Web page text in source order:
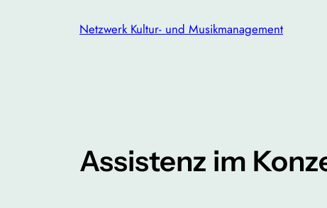
Netzwerk Kultur- und Musikmanagement
Assistenz im